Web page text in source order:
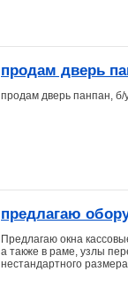
продам дверь
продам дверь панпан, б/
предлагаю
Предлагаю окна
а также в раме, узлы
нестандартного